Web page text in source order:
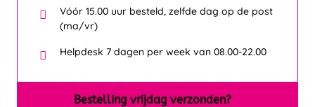
Vóór 15.00 uur besteld, zelfde dag op de post
(ma/vr)
Helpdesk 7 dagen per week van 08.00-22.00
Bestelling vrijdag verzonden?